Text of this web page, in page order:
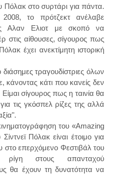
Πόλακ στο συρτάρι για πάντα.
το πρότζεκτ ανέλαβε
Αλαν Ελιοτ με σκοπό να
στις αίθουσες, σίγουρος πως
έχει ανεκτίμητη ιστορική
τραγουδίστριες όλων
κάτι που κανείς δεν
σίγουρος πως η ταινία θα
τις γκόσπελ ρίζες της αλλά
του «Amazing
Πόλακ είναι έτοιμο για
στο επερχόμενο Φεστιβάλ του
ρίγη στους απανταχού
θα έχουν τη δυνατότητα να